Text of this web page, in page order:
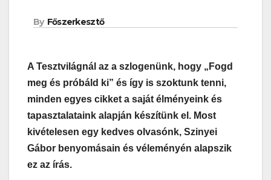
By Főszerkesztő
A Tesztvilágnál az a szlogenünk, hogy „Fogd
meg és próbáld ki” és így is szoktunk tenni,
minden egyes cikket a saját élményeink és
tapasztalataink alapján készítünk el. Most
kivételesen egy kedves olvasónk, Szinyei
Gábor benyomásain és véleményén alapszik
ez az írás.